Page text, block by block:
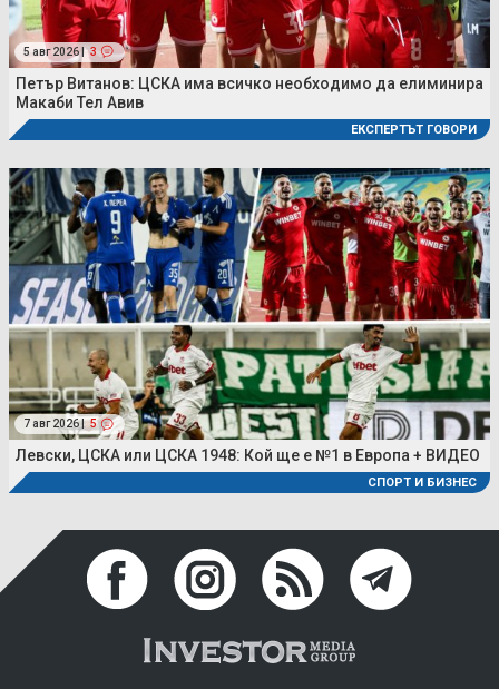
5 авг 2026 | 3
Петър Витанов: ЦСКА има всичко необходимо да елиминира
Макаби Тел Авив
ЕКСПЕРТЪТ ГОВОРИ
7 авг 2026 | 5
Левски, ЦСКА или ЦСКА 1948: Кой ще е №1 в Европа + ВИДЕО
СПОРТ И БИЗНЕС